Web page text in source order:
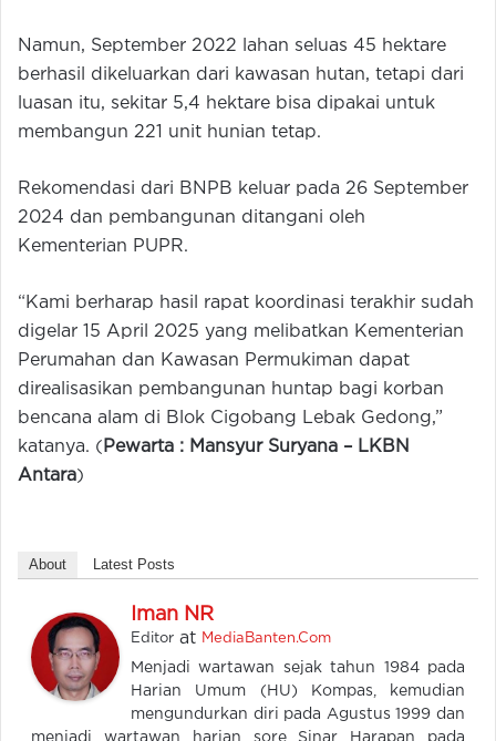
Namun, September 2022 lahan seluas 45 hektare
berhasil dikeluarkan dari kawasan hutan, tetapi dari
luasan itu, sekitar 5,4 hektare bisa dipakai untuk
membangun 221 unit hunian tetap.
Rekomendasi dari BNPB keluar pada 26 September
2024 dan pembangunan ditangani oleh
Kementerian PUPR.
“Kami berharap hasil rapat koordinasi terakhir sudah
digelar 15 April 2025 yang melibatkan Kementerian
Perumahan dan Kawasan Permukiman dapat
direalisasikan pembangunan huntap bagi korban
bencana alam di Blok Cigobang Lebak Gedong,”
katanya. ( Pewarta : Mansyur Suryana – LKBN
Antara)
About Latest Posts
Iman NR
Editor at MediaBanten.Com
Menjadi wartawan sejak tahun 1984 pada
Harian Umum (HU) Kompas, kemudian
mengundurkan diri pada Agustus 1999 dan
menjadi wartawan harian sore Sinar Harapan pada